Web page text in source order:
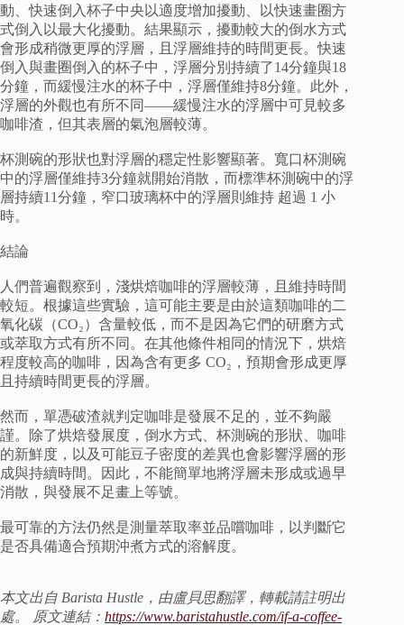
動、快速倒入杯子中央以適度增加擾動、以快速畫圈方
式倒入以最大化擾動。結果顯示，擾動較大的倒水方式
會形成稍微更厚的浮層，且浮層維持的時間更長。快速
倒入與畫圈倒入的杯子中，浮層分別持續了14分鐘與18
分鐘，而緩慢注水的杯子中，浮層僅維持8分鐘。此外，
浮層的外觀也有所不同——緩慢注水的浮層中可見較多
咖啡渣，但其表層的氣泡層較薄。
杯測碗的形狀也對浮層的穩定性影響顯著。寬口杯測碗
中的浮層僅維持3分鐘就開始消散，而標準杯測碗中的浮
層持續11分鐘，窄口玻璃杯中的浮層則維持 超過 1 小
時。
結論
人們普遍觀察到，淺烘焙咖啡的浮層較薄，且維持時間
較短。根據這些實驗，這可能主要是由於這類咖啡的二
氧化碳（CO₂）含量較低，而不是因為它們的研磨方式
或萃取方式有所不同。在其他條件相同的情況下，烘焙
程度較高的咖啡，因為含有更多 CO₂，預期會形成更厚
且持續時間更長的浮層。
然而，單憑破渣就判定咖啡是發展不足的，並不夠嚴
謹。除了烘焙發展度，倒水方式、杯測碗的形狀、咖啡
的新鮮度，以及可能豆子密度的差異也會影響浮層的形
成與持續時間。因此，不能簡單地將浮層未形成或過早
消散，與發展不足畫上等號。
最可靠的方法仍然是測量萃取率並品嚐咖啡，以判斷它
是否具備適合預期沖煮方式的溶解度。
本文出自 Barista Hustle，由盧貝思翻譯，轉載請註明出
處。 原文連結： https://www.baristahustle.com/if-a-coffee-